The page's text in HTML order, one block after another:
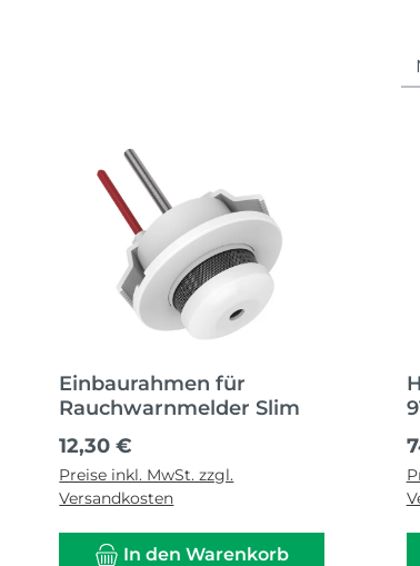
Einbaurahmen für
Rauchwarnmelder Slim
Regulärer Preis:
12,30 €
Preise inkl. MwSt. zzgl.
Versandkosten
In den Warenkorb